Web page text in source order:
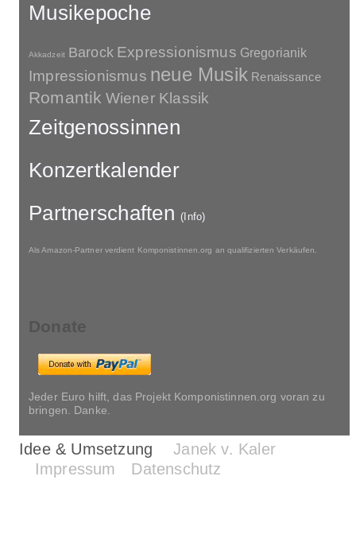
Musikepoche
Akkadzeit Barock Expressionismus Gregorianik
Impressionismus neue Musik Renaissance
Romantik Wiener Klassik
Zeitgenossinnen
Konzertkalender
Partnerschaften(Info)
Als Amazon-Partner verdient Komponistinnen.org an qualifizierten Verkäufen.
Donate
Jeder Euro hilft, das Projekt Komponistinnen.org voran zu
bringen. Danke.
Idee & Umsetzung
Janek v. Kaler
Impressum
Datenschutz